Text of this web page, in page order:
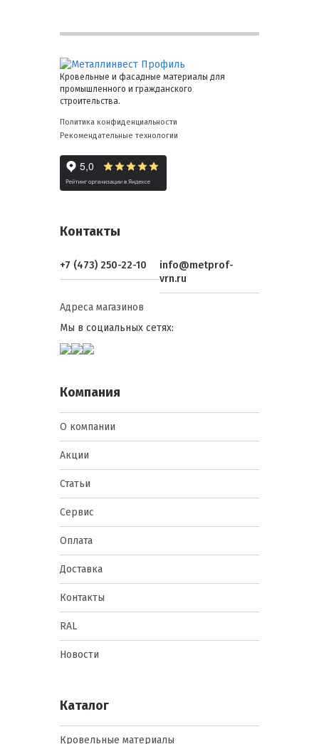
Кровельные и фасадные материалы для
промышленного и гражданского
строительства.
Политика конфиденциальности
Рекомендательные технологии
Контакты
+7 (473) 250-22-10
info@metprof-
vrn.ru
Адреса магазинов
Мы в социальных сетях:
Компания
О компании
Акции
Статьи
Сервис
Оплата
Доставка
Контакты
RAL
Новости
Каталог
Кровельные материалы